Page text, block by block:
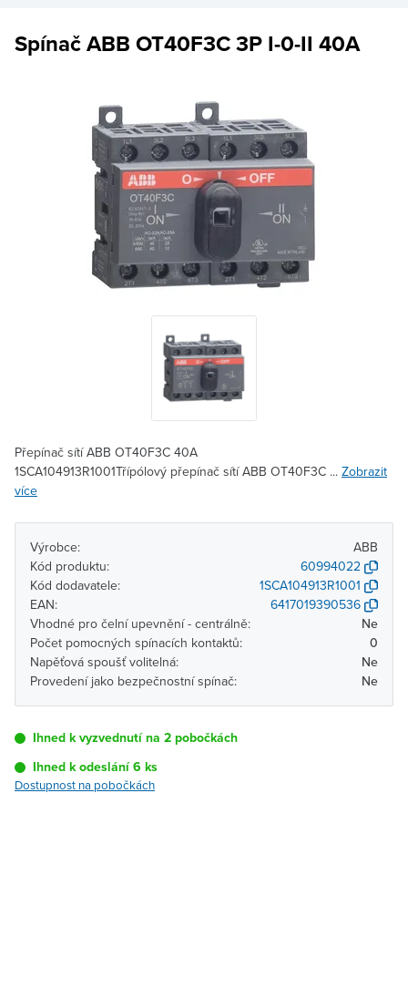
Spínač ABB OT40F3C 3P I-0-II 40A
Přepínač sítí ABB OT40F3C 40A
1SCA104913R1001Třípólový přepínač sítí ABB OT40F3C ... Zobrazit
více
Výrobce:
ABB
Kód produktu:
60994022
Kód dodavatele:
1SCA104913R1001
EAN:
6417019390536
Vhodné pro čelní upevnění - centrálně:
Ne
Počet pomocných spínacích kontaktů:
0
Napěťová spoušť volitelná:
Ne
Provedení jako bezpečnostní spínač:
Ne
Ihned k vyzvednutí na 2 pobočkách
Ihned k odeslání 6 ks
Dostupnost na pobočkách